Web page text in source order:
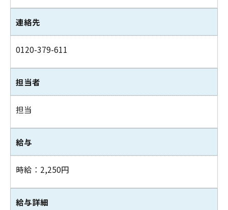
連絡先
0120-379-611
担当者
担当
給与
時給：2,250円
給与詳細